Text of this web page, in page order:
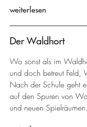
weiterlesen
Der Waldhort
Wo sonst als im
und doch betreut Feld,
Nach der Schule geht
auf den Spuren von
und neuen Spielräumen.